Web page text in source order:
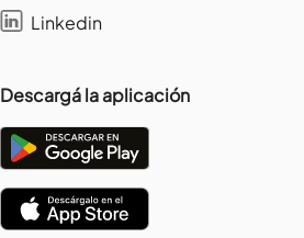
Linkedin
Descargá la aplicación